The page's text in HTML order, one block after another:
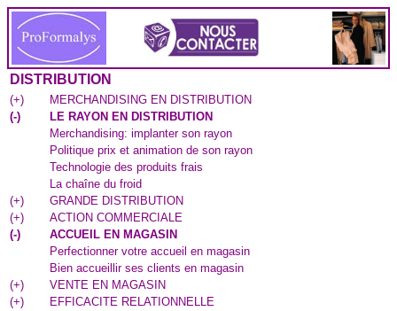
DISTRIBUTION
(+)
MERCHANDISING EN DISTRIBUTION
(-)
LE RAYON EN DISTRIBUTION
Merchandising: implanter son rayon
Politique prix et animation de son rayon
Technologie des produits frais
La chaîne du froid
(+)
GRANDE DISTRIBUTION
(+)
ACTION COMMERCIALE
(-)
ACCUEIL EN MAGASIN
Perfectionner votre accueil en magasin
Bien accueillir ses clients en magasin
(+)
VENTE EN MAGASIN
(+)
EFFICACITE RELATIONNELLE